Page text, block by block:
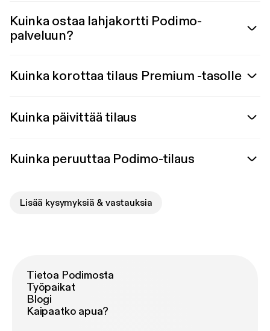
Kuinka ostaa lahjakortti Podimo-
palveluun?
Kuinka korottaa tilaus Premium -tasolle
Kuinka päivittää tilaus
Kuinka peruuttaa Podimo-tilaus
Lisää kysymyksiä & vastauksia
Tietoa Podimosta
Työpaikat
Blogi
Kaipaatko apua?